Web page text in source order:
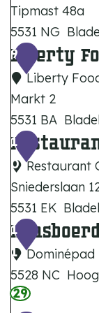
n
t
D
e
K
e
i
z
e
r
b
e
r
g
Tipmast 48a
5531 NG
H
o
t
e
l
D
e
p
m
a
s
9
Liberty
Liberty
Markt 2
5531 BA
L
b
e
r
y
F
1
0 Restaurant
Sniederslaan
5531 EK Bladel
R
e
s
t
1
1 Dominépad
5528 NC
K29